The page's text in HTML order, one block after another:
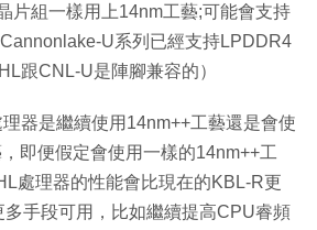
片組一樣用上14nm工藝;可能會支持
U系列已經支持LPDDR4
跟CNL-U是陣腳兼容的）
器是繼續使用14nm++工藝還是會使
即便假定會使用一樣的14nm++工
處理器的性能會比現在的KBL-R更
手段可用，比如繼續提高CPU睿頻